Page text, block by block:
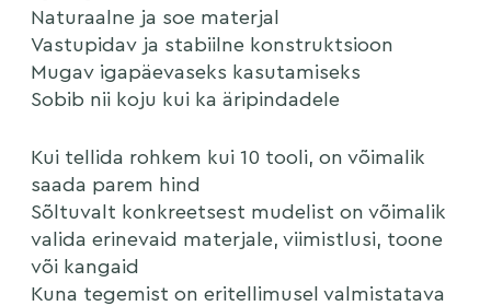
Naturaalne ja soe materjal
Vastupidav ja stabiilne konstruktsioon
Mugav igapäevaseks kasutamiseks
Sobib nii koju kui ka äripindadele
Kui tellida rohkem kui 10 tooli, on võimalik
saada parem hind
Sõltuvalt konkreetsest mudelist on võimalik
valida erinevaid materjale, viimistlusi, toone
või kangaid
Kuna tegemist on eritellimusel valmistatava